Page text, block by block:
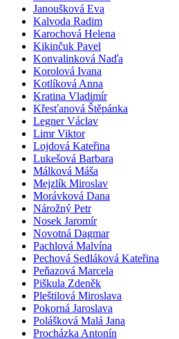
Janoušková Eva
Kalvoda Radim
Karochová Helena
Kikinčuk Pavel
Konvalinková Naďa
Korolová Ivana
Kotlíková Anna
Kratina Vladimír
Křesťanová Štěpánka
Legner Václav
Limr Viktor
Lojdová Kateřina
Lukešová Barbara
Málková Máša
Mejzlík Miroslav
Morávková Dana
Nárožný Petr
Nosek Jaromír
Novotná Dagmar
Pachlová Malvína
Pechová Sedláková Kateřina
Peňazová Marcela
Piškula Zdeněk
Pleštilová Miroslava
Pokorná Jaroslava
Polášková Malá Jana
Procházka Antonín